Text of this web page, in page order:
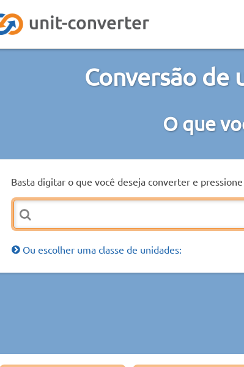
Conversão de
O que
Basta digitar o que você deseja converter e pressione
Ou escolher uma classe de unidades: